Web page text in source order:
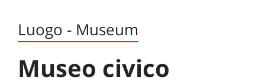
Luogo - Museum
Museo civico